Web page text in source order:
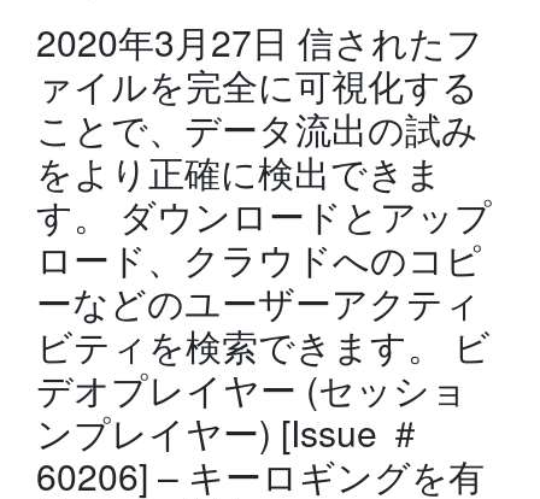
2020年3月27日 信されたフ
ァイルを完全に可視化する
ことで、データ流出の試み
をより正確に検出できま
す。 ダウンロードとアップ
ロード、クラウドへのコピ
ーなどのユーザーアクティ
ビティを検索できます。 ビ
デオプレイヤー (セッショ
ンプレイヤー) [Issue ＃
60206] – キーロギングを有